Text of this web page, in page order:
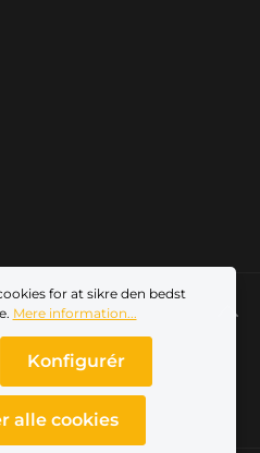
for at sikre den bedst
Mere information...
Konfigurér
alle cookies